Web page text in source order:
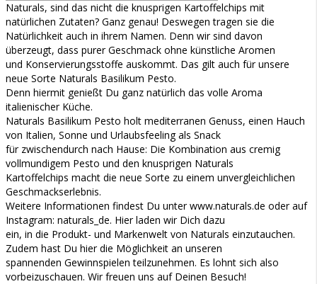
Naturals, sind das nicht die knusprigen Kartoffelchips mit
natürlichen Zutaten? Ganz genau! Deswegen tragen sie die
Natürlichkeit auch in ihrem Namen. Denn wir sind davon
überzeugt, dass purer Geschmack ohne künstliche Aromen
und Konservierungsstoffe auskommt. Das gilt auch für unsere
neue Sorte Naturals Basilikum Pesto.
Denn hiermit genießt Du ganz natürlich das volle Aroma
italienischer Küche.
Naturals Basilikum Pesto holt mediterranen Genuss, einen Hauch
von Italien, Sonne und Urlaubsfeeling als Snack
für zwischendurch nach Hause: Die Kombination aus cremig
vollmundigem Pesto und den knusprigen Naturals
Kartoffelchips macht die neue Sorte zu einem unvergleichlichen
Geschmackserlebnis.
Weitere Informationen findest Du unter www.naturals.de oder auf
Instagram: naturals_de. Hier laden wir Dich dazu
ein, in die Produkt- und Markenwelt von Naturals einzutauchen.
Zudem hast Du hier die Möglichkeit an unseren
spannenden Gewinnspielen teilzunehmen. Es lohnt sich also
vorbeizuschauen. Wir freuen uns auf Deinen Besuch!